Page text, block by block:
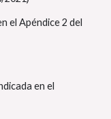
práctico necesario
el Apéndice 2 del
en el